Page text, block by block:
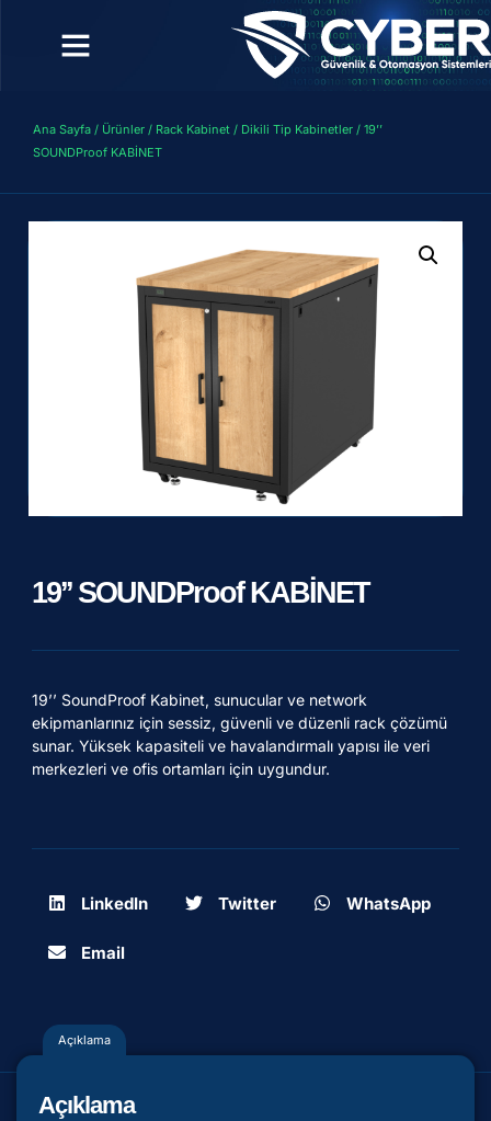
Ana Sayfa / Ürünler / Rack Kabinet / Dikili Tip Kabinetler / 19’’
SOUNDProof KABİNET
19’’ SOUNDProof KABİNET
19’’ SoundProof Kabinet, sunucular ve network
ekipmanlarınız için sessiz, güvenli ve düzenli rack çözümü
sunar. Yüksek kapasiteli ve havalandırmalı yapısı ile veri
merkezleri ve ofis ortamları için uygundur.
LinkedIn Twitter WhatsApp
Email
Açıklama
Açıklama